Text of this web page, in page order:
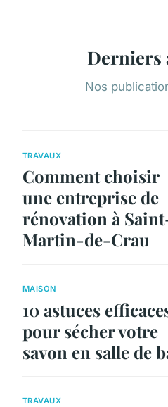
Derniers
Nos
TRAVAUX
Comment choisir
une entreprise de
rénovation à
Martin-de-Crau
MAISON
10 astuces
pour sécher votre
savon en salle de
TRAVAUX